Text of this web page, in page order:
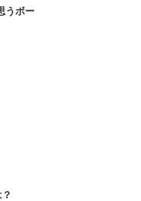
うボー